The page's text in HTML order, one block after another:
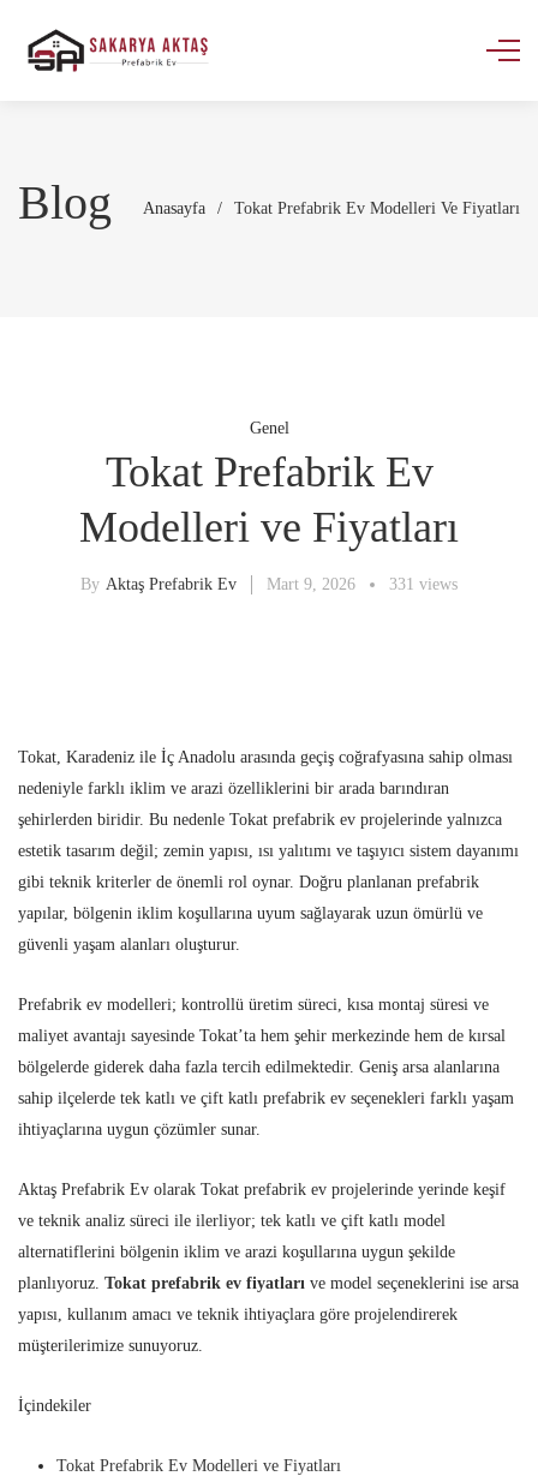
Blog Anasayfa / Tokat Prefabrik Ev Modelleri Ve Fiyatları
Genel
Tokat Prefabrik Ev
Modelleri ve Fiyatları
By Aktaş Prefabrik Ev Mart 9, 2026 331 views
Tokat, Karadeniz ile İç Anadolu arasında geçiş coğrafyasına sahip olması
nedeniyle farklı iklim ve arazi özelliklerini bir arada barındıran
şehirlerden biridir. Bu nedenle Tokat prefabrik ev projelerinde yalnızca
estetik tasarım değil; zemin yapısı, ısı yalıtımı ve taşıyıcı sistem dayanımı
gibi teknik kriterler de önemli rol oynar. Doğru planlanan prefabrik
yapılar, bölgenin iklim koşullarına uyum sağlayarak uzun ömürlü ve
güvenli yaşam alanları oluşturur.
Prefabrik ev modelleri; kontrollü üretim süreci, kısa montaj süresi ve
maliyet avantajı sayesinde Tokat’ta hem şehir merkezinde hem de kırsal
bölgelerde giderek daha fazla tercih edilmektedir. Geniş arsa alanlarına
sahip ilçelerde tek katlı ve çift katlı prefabrik ev seçenekleri farklı yaşam
ihtiyaçlarına uygun çözümler sunar.
Aktaş Prefabrik Ev olarak Tokat prefabrik ev projelerinde yerinde keşif
ve teknik analiz süreci ile ilerliyor; tek katlı ve çift katlı model
alternatiflerini bölgenin iklim ve arazi koşullarına uygun şekilde
planlıyoruz. Tokat prefabrik ev fiyatları ve model seçeneklerini ise arsa
yapısı, kullanım amacı ve teknik ihtiyaçlara göre projelendirerek
müşterilerimize sunuyoruz.
İçindekiler
Tokat Prefabrik Ev Modelleri ve Fiyatları